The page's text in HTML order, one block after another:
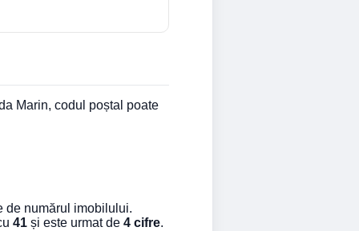
Marin, codul poștal poate
de numărul imobilului.
41 și este urmat de 4 cifre.